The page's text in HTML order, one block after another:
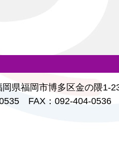
県福岡市博多区金の隈1-
FAX：092-404-0536